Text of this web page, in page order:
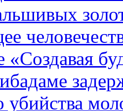
«Создавая
убийства